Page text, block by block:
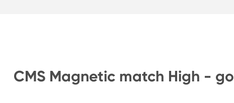
CMS Magnetic match High -